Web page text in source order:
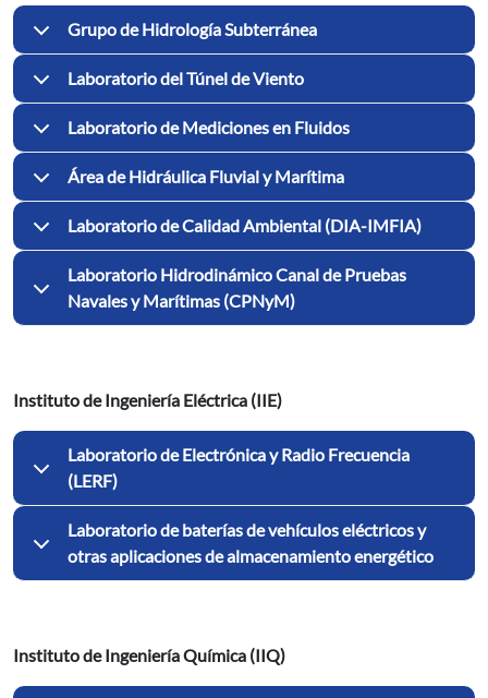
Grupo de Hidrología Subterránea
Laboratorio del Túnel de Viento
Laboratorio de Mediciones en Fluidos
Área de Hidráulica Fluvial y Marítima
Laboratorio de Calidad Ambiental (DIA-IMFIA)
Laboratorio Hidrodinámico Canal de Pruebas
Navales y Marítimas (CPNyM)
Instituto de Ingeniería Eléctrica (IIE)
Laboratorio de Electrónica y Radio Frecuencia
(LERF)
Laboratorio de baterías de vehículos eléctricos y
otras aplicaciones de almacenamiento energético
Instituto de Ingeniería Química (IIQ)